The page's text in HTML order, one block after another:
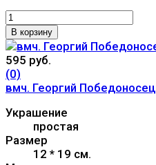
В корзину
595 руб.
(0)
вмч. Георгий Победоносец
Украшение
простая
Размер
12 * 19 см.